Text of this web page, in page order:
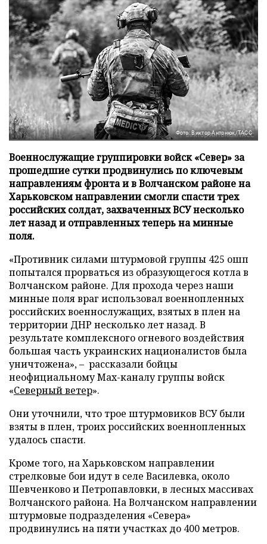
Фото: Виктор Антонюк/ТАСС
Военнослужащие группировки войск «Север» за
прошедшие сутки продвинулись по ключевым
направлениям фронта и в Волчанском районе на
Харьковском направлении смогли спасти трех
российских солдат, захваченных ВСУ несколько
лет назад и отправленных теперь на минные
поля.
«Противник силами штурмовой группы 425 ошп
попытался прорваться из образующегося котла в
Волчанском районе. Для прохода через наши
минные поля враг использовал военнопленных
российских военнослужащих, взятых в плен на
территории ДНР несколько лет назад. В
результате комплексного огневого воздействия
большая часть украинских националистов была
уничтожена», – рассказали бойцы
неофициальному Max-каналу группы войск
«Северный ветер».
Они уточнили, что трое штурмовиков ВСУ были
взяты в плен, троих российских военнопленных
удалось спасти.
Кроме того, на Харьковском направлении
стрелковые бои идут в селе Василевка, около
Шевченково и Петропавловки, в лесных массивах
Волчанского района. На Волчанском направлении
штурмовые подразделения «Севера»
продвинулись на пяти участках до 400 метров.